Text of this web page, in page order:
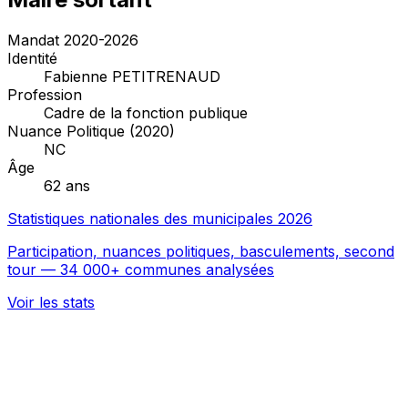
Mandat 2020-2026
Identité
Fabienne PETITRENAUD
Profession
Cadre de la fonction publique
Nuance Politique (2020)
NC
Âge
62 ans
Statistiques nationales des municipales 2026
Participation, nuances politiques, basculements, second
tour — 34 000+ communes analysées
Voir les stats